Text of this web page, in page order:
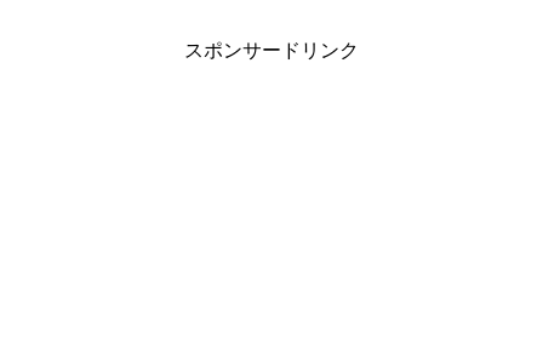
スポンサードリンク